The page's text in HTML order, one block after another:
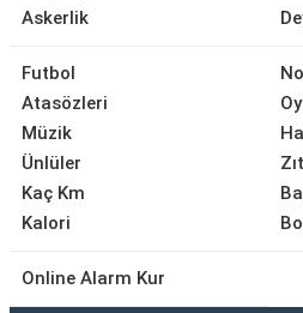
Askerlik
Futbol
Atasözleri
Müzik
Ünlüler
Kaç Km
Kalori
Online Alarm Kur